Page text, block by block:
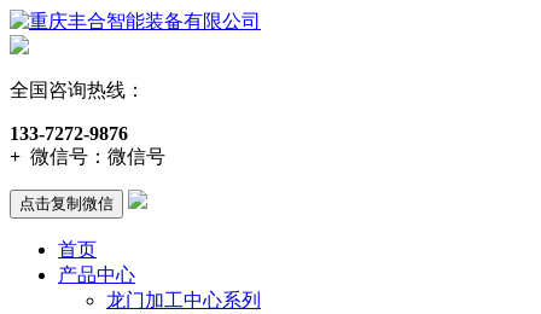
全国咨询热线：
133-7272-9876
+ 微信号： 微信号
点击复制微信
首页
产品中心
龙门加工中心系列